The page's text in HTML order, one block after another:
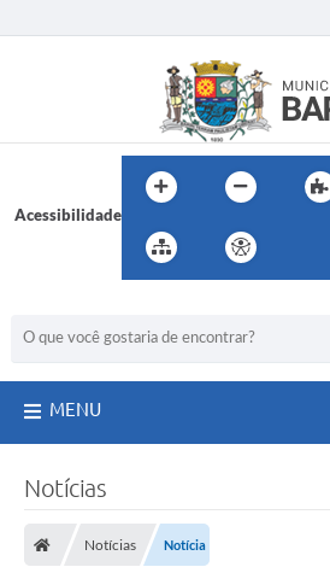
Acessibilidade
MENU
Notícias
Notícias Notícia